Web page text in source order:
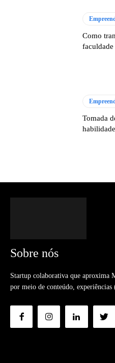
Como
Tomada
Sobre nós
Startup colaborativa que
por meio de conteúdo,